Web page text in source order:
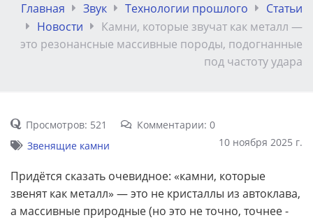
Главная Звук Технологии прошлого
Статьи
Новости
Камни, которые звучат как металл —
это резонансные массивные породы, подогнанные
под частоту удара
Просмотров: 521
Комментарии: 0
10 ноября 2025 г.
Звенящие камни
Придётся сказать очевидное: «камни, которые
звенят как металл» — это не кристаллы из автоклава,
а массивные природные (но это не точно, точнее -